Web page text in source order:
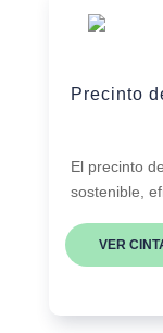
Precinto
El precinto
sostenible,
VER